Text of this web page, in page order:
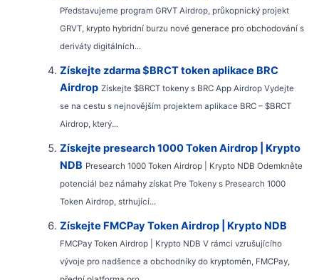
Představujeme program GRVT Airdrop, průkopnický projekt
GRVT, krypto hybridní burzu nové generace pro obchodování s
deriváty digitálních...
Získejte zdarma $BRCT token aplikace BRC
Airdrop Získejte $BRCT tokeny s BRC App Airdrop Vydejte
se na cestu s nejnovějším projektem aplikace BRC – $BRCT
Airdrop, který...
Získejte presearch 1000 Token Airdrop | Krypto
NDB Presearch 1000 Token Airdrop | Krypto NDB Odemkněte
potenciál bez námahy získat Pre Tokeny s Presearch 1000
Token Airdrop, strhující...
Získejte FMCPay Token Airdrop | Krypto NDB
FMCPay Token Airdrop | Krypto NDB V rámci vzrušujícího
vývoje pro nadšence a obchodníky do kryptoměn, FMCPay,